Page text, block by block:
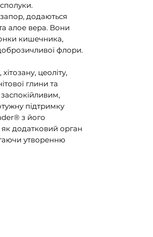
додаються
алое вера. Вони
кишечника,
флори.
цеоліту,
глини та
підтримку
з його
додатковий орган
утворенню